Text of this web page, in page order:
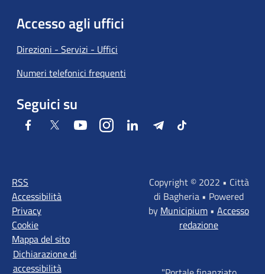
Accesso agli uffici
Direzioni - Servizi - Uffici
Numeri telefonici frequenti
Seguici su
Facebook Twitter YoutubeInstagramLinkedIn TelegramTiktok
RSS
Accessibilità
Privacy
Cookie
Mappa del sito
Dichiarazione di
accessibilità
Copyright © 2022 • Città
di Bagheria • Powered
by Municipium • Accesso
redazione